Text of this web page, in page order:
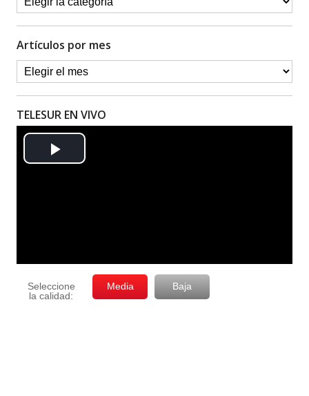
Artículos por mes
TELESUR EN VIVO